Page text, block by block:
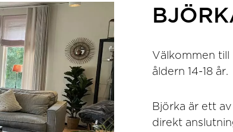
Välkommen till
åldern 14-18 år.
Björka är ett
direkt